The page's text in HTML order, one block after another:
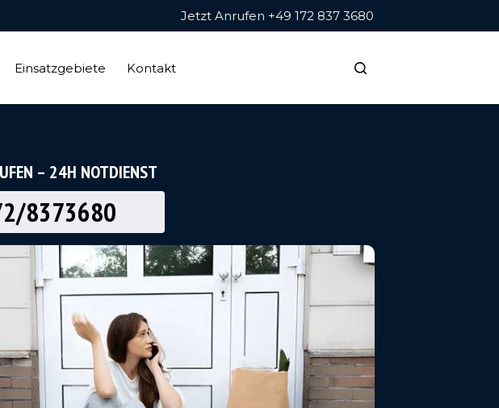
Jetzt Anrufen +49 172 837 3680
Einsatzgebiete Kontakt
– 24H NOTDIENST
8373680